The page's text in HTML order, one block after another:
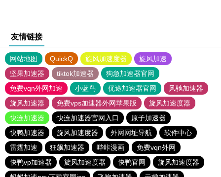
友情链接
网站地图 QuickQ 旋风加速度器
旋风加速
坚果加速器
tiktok加速器
狗急加速器官网
免费vqn外网加速
小蓝鸟 优途加速器官网
风驰加速器
旋风加速器
免费vps加速器外网苹果版
旋风加速度器
快连加速器
快连加速器官网入口
原子加速器
快鸭加速器
旋风加速度器 外网网址导航
软件中心
雷霆加速
狂飙加速器 哔咔漫画
免费vqn外网
快鸭vp加速器
旋风加速度器 快鸭官网
旋风加速度器